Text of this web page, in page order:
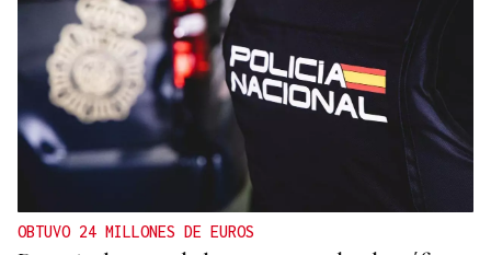
OBTUVO 24 MILLONES DE EUROS